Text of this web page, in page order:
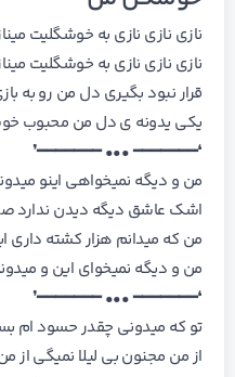
نازی نازی نازی به خوشگلیت
نازی نازی نازی به خوشگلیت
قرار نبود بگیری دل من رو به
یکی یدونه ی دل من محبوب
❛━━━━━━━ ••• ━━━━━━━❜
من و دیگه نمیخواهی اینو
اشک عاشق دیگه دیدن ندارد
من که میدانم هزار کشته داری
من و دیگه نمیخوای این و
❛━━━━━━━ ••• ━━━━━━━❜
تو که میدونی چقدر حسود ام
از من مجنون بی لیلا نمیگی از